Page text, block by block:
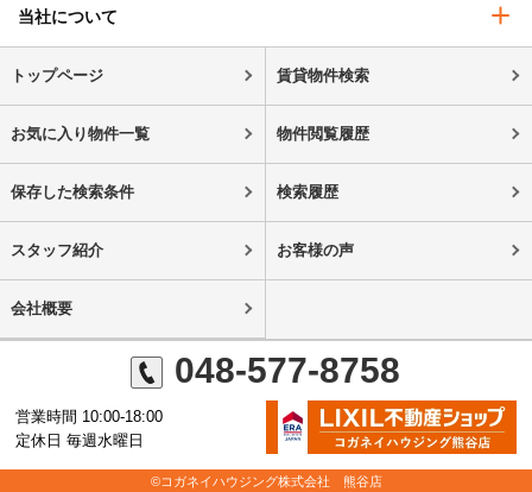
当社について
トップページ 賃貸物件検索
お気に入り物件一覧 物件閲覧履歴
保存した検索条件 検索履歴
スタッフ紹介 お客様の声
会社概要
048-577-8758
営業時間 10:00-18:00
定休日 毎週水曜日
©コガネイハウジング株式会社 熊谷店